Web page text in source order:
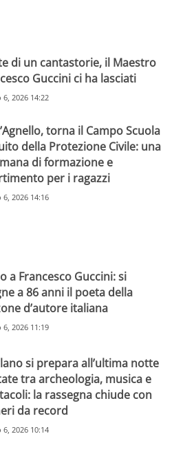
di un cantastorie, il Maestro
Guccini ci ha lasciati
6, 2026 14:22
torna il Campo Scuola
della Protezione Civile: una
di formazione e
per i ragazzi
6, 2026 14:16
a Francesco Guccini: si
a 86 anni il poeta della
d’autore italiana
6, 2026 11:19
si prepara all’ultima notte
tra archeologia, musica e
la rassegna chiude con
da record
6, 2026 10:14